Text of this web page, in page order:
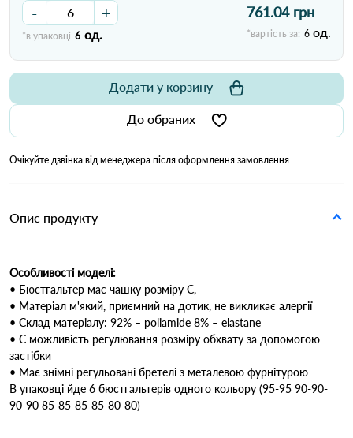
- +
*в упаковці 6 од.
761.04 грн
*вартість за: 6 од.
До обраних
Додати у корзину
Очікуйте дзвінка від менеджера після оформлення замовлення
Опис продукту
Особливості моделі:
• Бюстгальтер має чашку розміру С,
• Матеріал м'який, приємний на дотик, не викликає алергії
• Склад матеріалу: 92% – poliamide 8% – elastane
• Є можливість регулювання розміру обхвату за допомогою
застібки
• Має знімні регульовані бретелі з металевою фурнітурою
В упаковці йде 6 бюстгальтерів одного кольору (95-95 90-90-
90-90 85-85-85-85-80-80)